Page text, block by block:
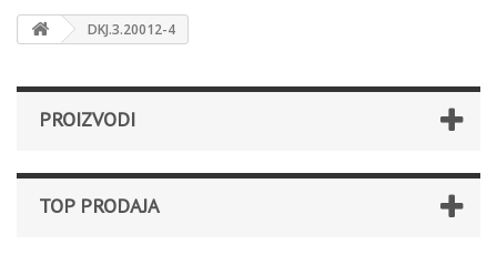
DKJ.3.20012-4
PROIZVODI
TOP PRODAJA